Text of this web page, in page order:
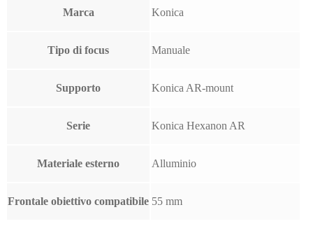
Marca Konica
Tipo di focus Manuale
Supporto Konica AR-mount
Serie Konica Hexanon AR
Materiale esterno Alluminio
Frontale obiettivo compatibile 55 mm